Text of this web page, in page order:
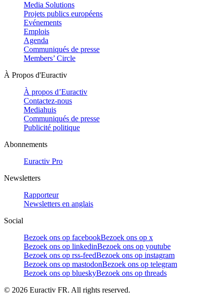
Media Solutions
Projets publics européens
Evénements
Emplois
Agenda
Communiqués de presse
Members’ Circle
À Propos d'Euractiv
À propos d’Euractiv
Contactez-nous
Mediahuis
Communiqués de presse
Publicité politique
Abonnements
Euractiv Pro
Newsletters
Rapporteur
Newsletters en anglais
Social
Bezoek ons op facebookBezoek ons op x
Bezoek ons op linkedinBezoek ons op youtube
Bezoek ons op rss-feedBezoek ons op instagram
Bezoek ons op mastodonBezoek ons op telegram
Bezoek ons op blueskyBezoek ons op threads
© 2026 Euractiv FR. All rights reserved.